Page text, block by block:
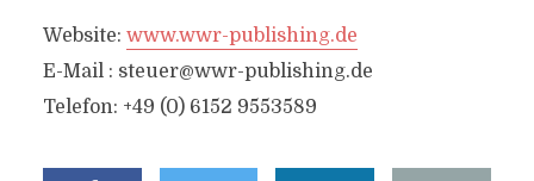
Website: www.wwr-publishing.de
E-Mail : steuer@wwr-publishing.de
Telefon: +49 (0) 6152 9553589